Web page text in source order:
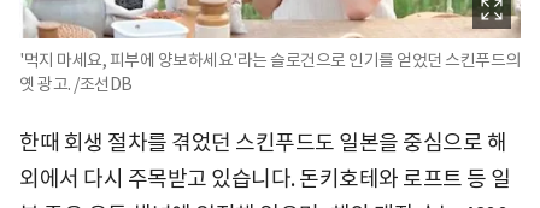
'먹지 마세요, 피부에 양보하세요'라는 슬로건으로 인기를 얻었던 스킨푸드의
옛 광고. /조선DB
한때 회생 절차를 겪었던 스킨푸드도 일본을 중심으로 해
외에서 다시 주목받고 있습니다. 돈키호테와 로프트 등 일